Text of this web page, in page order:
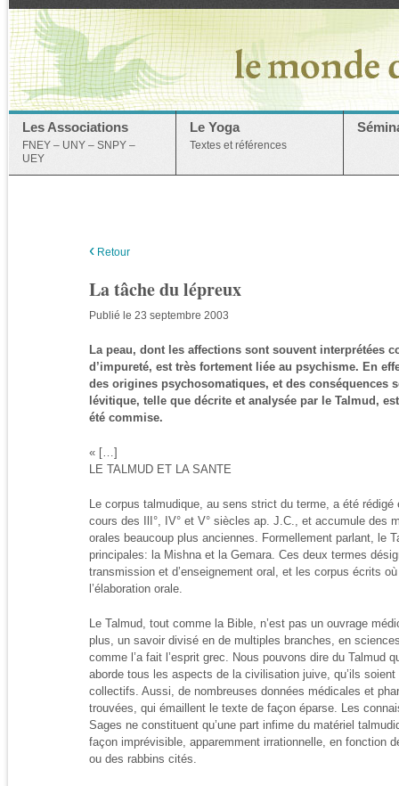
Les Associations
FNEY – UNY – SNPY –
UEY
Le Yoga
Textes et références
‹ Retour
La tâche du lépreux
Publié le 23 septembre 2003
La peau, dont les affections sont souvent interprétées
d’impureté, est très fortement liée au psychisme. En
des origines psychosomatiques, et des conséquences
lévitique, telle que décrite et analysée par le Talmud,
été commise.
« […]
LE TALMUD ET LA SANTE
Le corpus talmudique, au sens strict du terme, a été rédigé
cours des IlI°, IV° et V° siècles ap. J.C., et accumule des
orales beaucoup plus anciennes. Formellement parlant, le
principales: la Mishna et la Gemara. Ces deux termes
transmission et d’enseignement oral, et les corpus écrits
l’élaboration orale.
Le Talmud, tout comme la Bible, n’est pas un ouvrage
plus, un savoir divisé en de multiples branches, en
comme l’a fait l’esprit grec. Nous pouvons dire du Talmud
aborde tous les aspects de la civilisation juive, qu’ils
collectifs. Aussi, de nombreuses données médicales et
trouvées, qui émaillent le texte de façon éparse. Les
Sages ne constituent qu’une part infime du matériel
façon imprévisible, apparemment irrationnelle, en fonction
ou des rabbins cités.